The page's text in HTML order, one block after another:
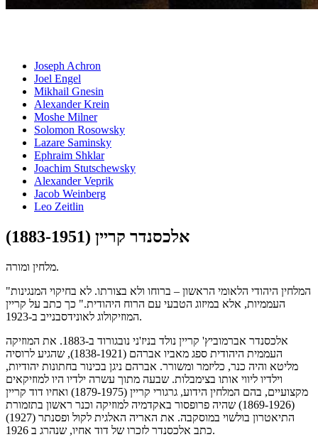
Joseph Achron
Joel Engel
Mikhail Gnesin
Alexander Krein
Moshe Milner
Solomon Rosowsky
Lazare Saminsky
Ephraim Shklar
Joachim Stutschewsky
Alexander Veprik
Jacob Weinberg
Leo Zeitlin
אלכסנדר קריין (1883-1951)
מלחין ומורה.
"המלחין היהודי הלאומי הראשון – ברוחו ולא בצורתו. לא בחיקוי המנגינות
העממיות, אלא במיזוג הטבעי עם הרוח היהודית." כך כתב על קריין
המוזיקולוג לאונידסבנייב ב-1923.
אלכסנדר אברמוביץ' קריין נולד בניז'ני נובגורוד ב-1883. את המוזיקה
העממית היהודית ספג מאביו אברהם (1838-1921), שהגיע לרוסיה
מליטא והיה כנר, כליזמר ומשורר. אברהם ניגן בכינור בחתונות יהודיות,
וילדיו ליווי אותו בצימבלות. שבעה מתוך עשרה ילדיו היו למוזיקאים
מקצועיים, בהם המלחין הידוע, גרגורי קריין (1879-1975) ואחיו דוד קריין
(1869-1926) שהיה פרופסור באקדמיה למוזיקה וכנר ראשון בתזמורת
התיאטרון בולשוי במוסקבה. את האריה האלגית לקול ופסנתר (1927)
כתב אלכסנדר לזכרו של דוד אחיו, שנהרג ב 1926.